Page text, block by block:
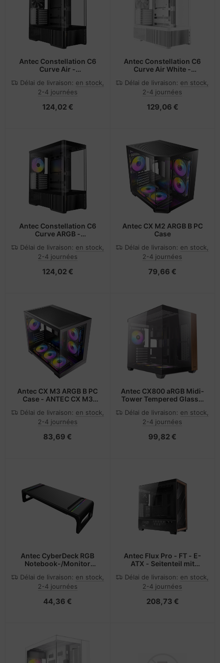
Antec Constellation C6
Curve Air -
Délai de livraison: en stock,
2-4 journées
124,02 €
Antec Constellation C6
Curve Air White -
Délai de livraison: en stock,
2-4 journées
129,06 €
Antec Constellation C6
Curve ARGB -
Délai de livraison: en stock,
2-4 journées
124,02 €
Antec CX M2 ARGB B PC
Case
Délai de livraison: en stock,
2-4 journées
79,66 €
Antec CX M3 ARGB B PC
Case - ANTEC CX M3
Tower microATX
Délai de livraison: en stock,
2-4 journées
83,69 €
Antec CX800 aRGB Midi-
Tower Tempered Glass -
Délai de livraison: en stock,
2-4 journées
99,82 €
Antec CyberDeck RGB
Notebook-/Monitor
Délai de livraison: en stock,
2-4 journées
44,36 €
Antec Flux Pro - FT - E-
ATX - Seitenteil mit
Glas)
Délai de livraison: en stock,
2-4 journées
208,73 €